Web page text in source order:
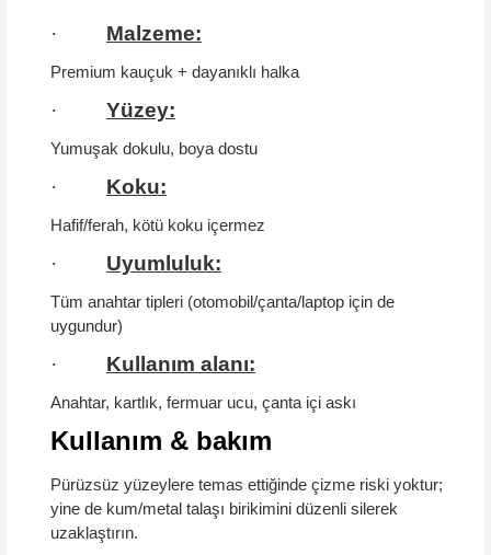
· Malzeme:
Premium kauçuk + dayanıklı halka
· Yüzey:
Yumuşak dokulu, boya dostu
· Koku:
Hafif/ferah, kötü koku içermez
· Uyumluluk:
Tüm anahtar tipleri (otomobil/çanta/laptop için de
uygundur)
· Kullanım alanı:
Anahtar, kartlık, fermuar ucu, çanta içi askı
Kullanım & bakım
Pürüzsüz yüzeylere temas ettiğinde çizme riski yoktur;
yine de kum/metal talaşı birikimini düzenli silerek
uzaklaştırın.